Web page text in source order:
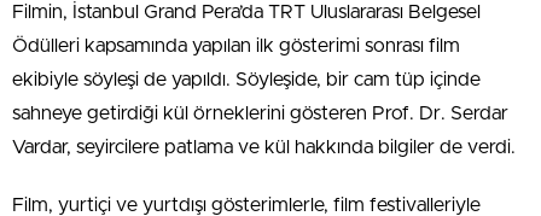
Filmin, İstanbul Grand Pera’da TRT Uluslararası Belgesel
Ödülleri kapsamında yapılan ilk gösterimi sonrası film
ekibiyle söyleşi de yapıldı. Söyleşide, bir cam tüp içinde
sahneye getirdiği kül örneklerini gösteren Prof. Dr. Serdar
Vardar, seyircilere patlama ve kül hakkında bilgiler de verdi.
Film, yurtiçi ve yurtdışı gösterimlerle, film festivalleriyle